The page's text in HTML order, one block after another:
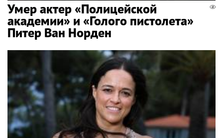
Умер актер «Полицейской
академии» и «Голого пистолета»
Питер Ван Норден